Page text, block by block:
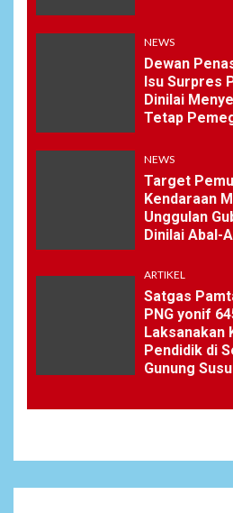
NEWS
Dewan
Isu Surpres
Dinilai
Tetap
NEWS
Target
Kendaraan
Unggulan
Dinilai Abal-
ARTIKEL
Satgas
PNG yonif
Laksanakan
Pendidik di
Gunung Susu